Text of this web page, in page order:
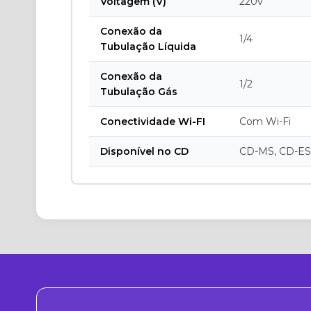
Conexão da
Tubulação Líquida
1/4
Conexão da
Tubulação Gás
1/2
Conectividade Wi-FI Com Wi-Fi
Disponível no CD CD-MS, CD-ES